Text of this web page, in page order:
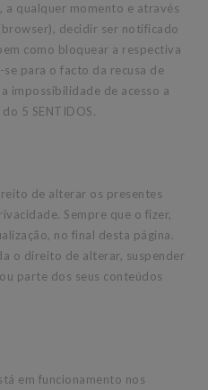
qualquer momento e através
decidir ser notificado
como bloquear a respectiva
para o facto da recusa de
impossibilidade de acesso a
5 SENTIDOS.
de alterar os presentes
Sempre que o fizer,
no final desta página.
o direito de alterar, suspender
parte dos seus conteúdos
em funcionamento nos